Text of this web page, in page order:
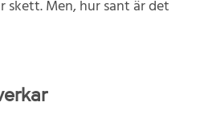
skett. Men, hur sant är det